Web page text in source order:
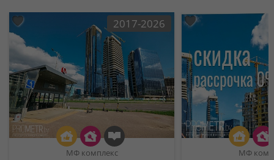
2017-2026
МФ комплекс МФ